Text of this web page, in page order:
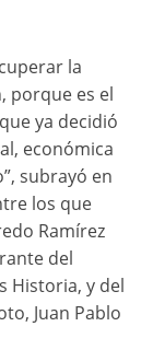
la
porque es el
ya decidió
económica
subrayó en
los que
Ramírez
del
Historia, y del
Juan Pablo